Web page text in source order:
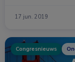
17 jun. 2019
Congresnieuws